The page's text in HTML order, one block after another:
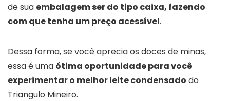
de sua embalagem ser do tipo caixa, fazendo
com que tenha um preço acessível.
Dessa forma, se você aprecia os doces de minas,
essa é uma ótima oportunidade para você
experimentar o melhor leite condensado do
Triangulo Mineiro.